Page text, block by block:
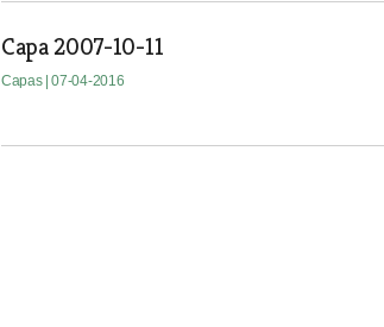
Capa 2007-10-11
Capas | 07-04-2016